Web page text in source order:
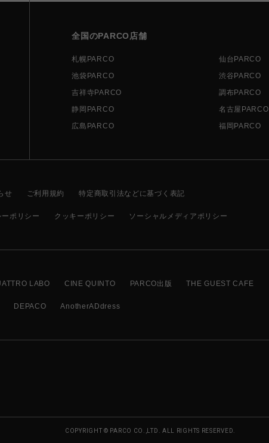
全国のPARCO店舗
札幌PARCO 仙台PARCO
池袋PARCO
渋谷PARCO
吉祥寺PARCO
調布PARCO
静岡PARCO
名古屋PARCO
広島PARCO
福岡PARCO
せ ご利用規約 特定商取引法などに基づく表記
ポリシー クッキーポリシー ソーシャルメディアポリシー
LABO CINE QUINTO PARCO出版 THE GUEST CAFE
DEPACO AnotherADdress
COPYRIGHT © PARCO CO.,LTD. ALL RIGHTS RESERVED.